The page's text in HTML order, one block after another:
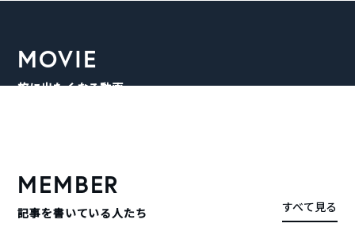
MOVIE
旅に出たくなる動画
MEMBER
記事を書いている人たち すべて見る